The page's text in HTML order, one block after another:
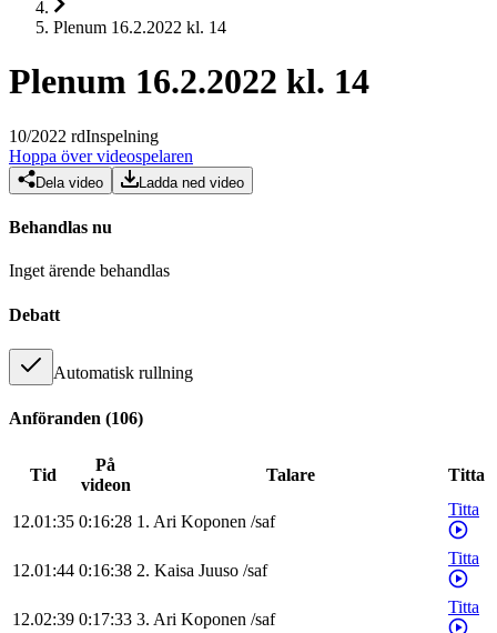
Plenum 16.2.2022 kl. 14
Plenum 16.2.2022 kl. 14
10/2022 rdInspelning
Hoppa över videospelaren
Dela video Ladda ned video
Behandlas nu
Inget ärende behandlas
Debatt
Automatisk rullning
Anföranden (106)
Tid
På
videon
Talare Titta
12.01:35 0:16:28 1. Ari Koponen /saf
Titta
12.01:44 0:16:38 2. Kaisa Juuso /saf
Titta
12.02:39 0:17:33 3. Ari Koponen /saf
Titta